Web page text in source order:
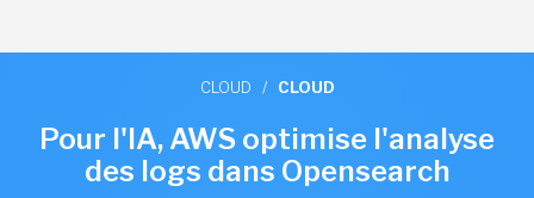
CLOUD / CLOUD
Pour l'IA, AWS optimise l'analyse
des logs dans Opensearch